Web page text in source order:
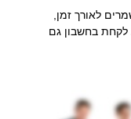
לאורך זמן,
לקחת בחשבון גם